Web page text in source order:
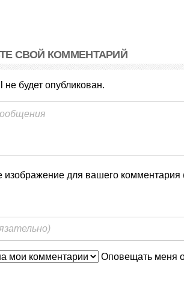
СВОЙ КОММЕНТАРИЙ
будет опубликован.
изображение для вашего комментария
Оповещать меня